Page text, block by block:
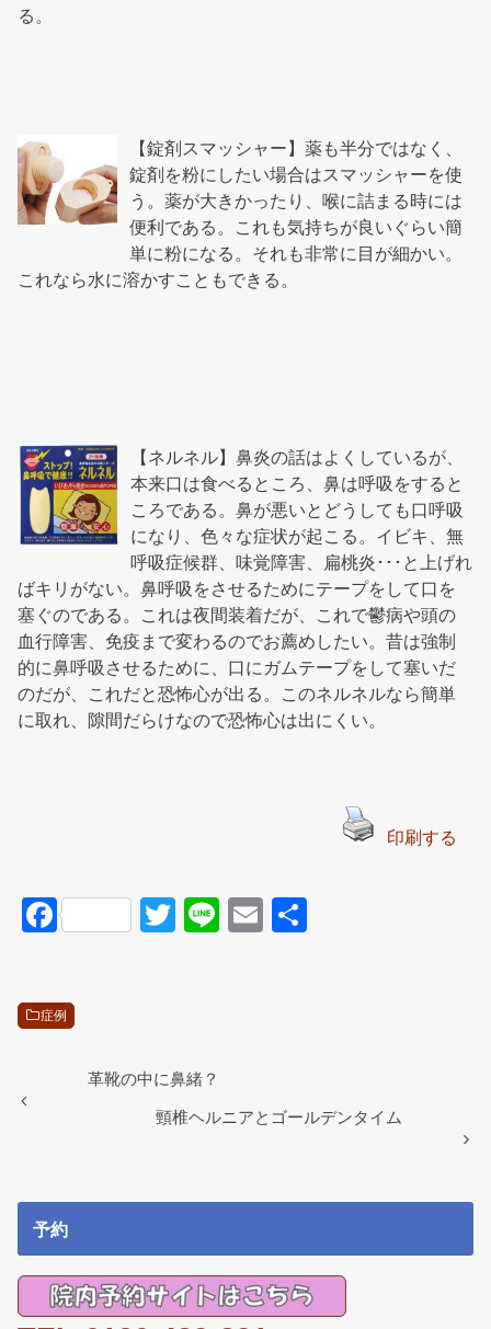
る。
【錠剤スマッシャー】薬も半分ではなく、
錠剤を粉にしたい場合はスマッシャーを使
う。薬が大きかったり、喉に詰まる時には
便利である。これも気持ちが良いぐらい簡
単に粉になる。それも非常に目が細かい。
これなら水に溶かすこともできる。
【ネルネル】鼻炎の話はよくしているが、
本来口は食べるところ、鼻は呼吸をすると
ころである。鼻が悪いとどうしても口呼吸
になり、色々な症状が起こる。イビキ、無
呼吸症候群、味覚障害、扁桃炎･･･と上げれ
ばキリがない。鼻呼吸をさせるためにテープをして口を
塞ぐのである。これは夜間装着だが、これで鬱病や頭の
血行障害、免疫まで変わるのでお薦めしたい。昔は強制
的に鼻呼吸させるために、口にガムテープをして塞いだ
のだが、これだと恐怖心が出る。このネルネルなら簡単
に取れ、隙間だらけなので恐怖心は出にくい。
印刷する
F
e
T
Li
E
症例
革靴の中に鼻緒？
頸椎ヘルニアとゴールデンタイム
予約